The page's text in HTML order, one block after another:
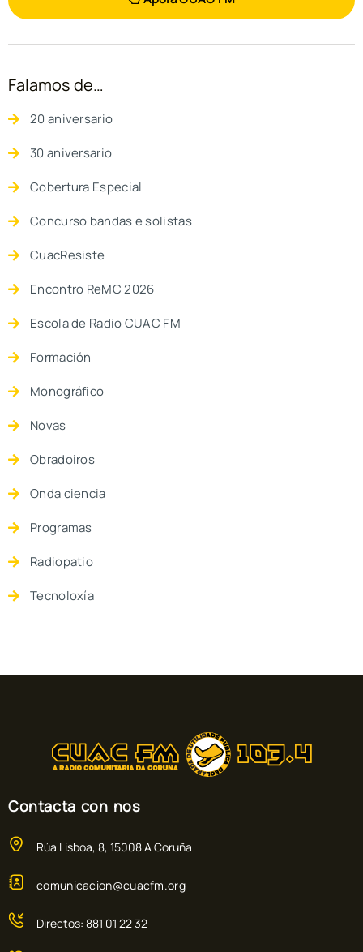
Falamos de…
20 aniversario
30 aniversario
Cobertura Especial
Concurso bandas e solistas
CuacResiste
Encontro ReMC 2026
Escola de Radio CUAC FM
Formación
Monográfico
Novas
Obradoiros
Onda ciencia
Programas
Radiopatio
Tecnoloxía
Contacta con nos
Rúa Lisboa, 8, 15008 A Coruña
comunicacion@cuacfm.org
Directos: 881 01 22 32